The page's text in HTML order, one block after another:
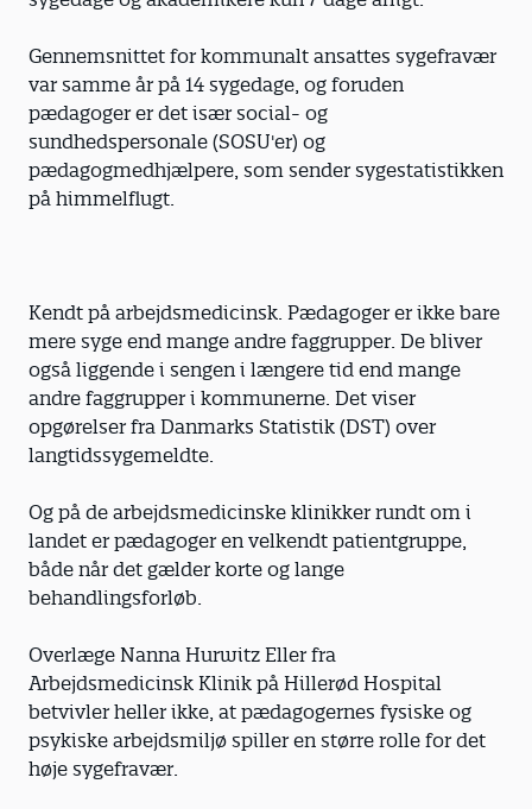
Gennemsnittet for kommunalt ansattes sygefravær
var samme år på 14 sygedage, og foruden
pædagoger er det især social- og
sundhedspersonale (SOSU'er) og
pædagogmedhjælpere, som sender sygestatistikken
på himmelflugt.
Kendt på arbejdsmedicinsk. Pædagoger er ikke bare
mere syge end mange andre faggrupper. De bliver
også liggende i sengen i længere tid end mange
andre faggrupper i kommunerne. Det viser
opgørelser fra Danmarks Statistik (DST) over
langtidssygemeldte.
Og på de arbejdsmedicinske klinikker rundt om i
landet er pædagoger en velkendt patientgruppe,
både når det gælder korte og lange
behandlingsforløb.
Overlæge Nanna Hurwitz Eller fra
Arbejdsmedicinsk Klinik på Hillerød Hospital
betvivler heller ikke, at pædagogernes fysiske og
psykiske arbejdsmiljø spiller en større rolle for det
høje sygefravær.